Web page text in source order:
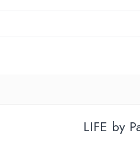
LIFE by